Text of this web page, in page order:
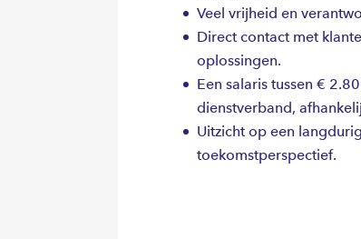
Veel vrijheid en
Direct contact met
oplossingen.
Een salaris tussen €
dienstverband,
Uitzicht op een
toekomstperspectief.